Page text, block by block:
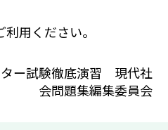
用ください。
ー試験徹底演習 現代社
会問題集編集委員会